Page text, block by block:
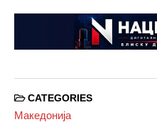
CATEGORIES
Македонија